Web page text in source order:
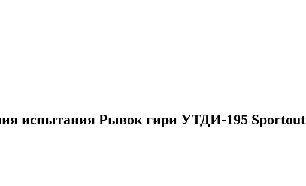
испытания Рывок гири УТДИ-195 Sportout